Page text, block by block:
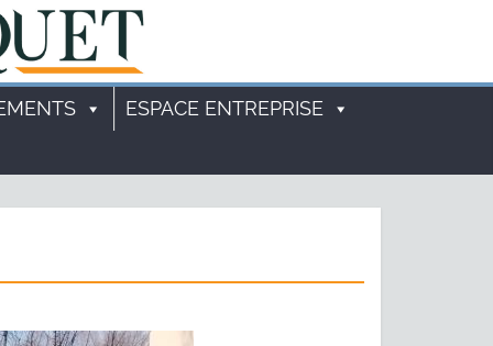
ESPACE ENTREPRISE